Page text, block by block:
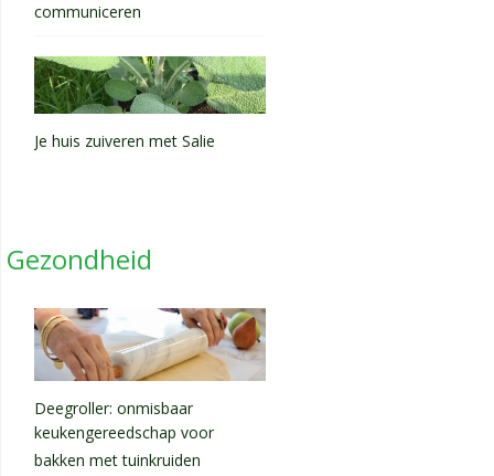
communiceren
Je huis zuiveren met Salie
Gezondheid
Deegroller: onmisbaar
keukengereedschap voor
bakken met tuinkruiden